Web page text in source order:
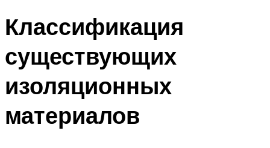
Классификация
существующих
изоляционных
материалов